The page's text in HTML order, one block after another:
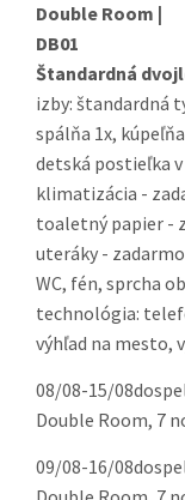
Double Room |
DB01
Štandardná
izby: štandardná
spálňa 1x,
detská postieľka
klimatizácia -
toaletný papier -
uteráky -
WC, fén, sprcha
technológia:
výhľad na mesto,
08/08-15/08
Double Room, 7
09/08-16/08